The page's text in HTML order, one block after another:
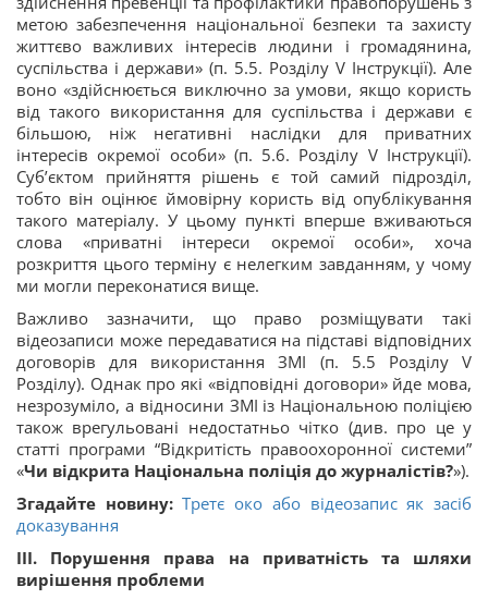
метою забезпечення національної безпеки та захисту
життєво важливих інтересів людини і громадянина,
суспільства і держави» (п. 5.5. Розділу V Інструкції). Але
воно «здійснюється виключно за умови, якщо користь
від такого використання для суспільства і держави є
більшою, ніж негативні наслідки для приватних
інтересів окремої особи» (п. 5.6. Розділу V Інструкції).
Суб’єктом прийняття рішень є той самий підрозділ,
тобто він оцінює ймовірну користь від опублікування
такого матеріалу. У цьому пункті вперше вживаються
слова «приватні інтереси окремої особи», хоча
розкриття цього терміну є нелегким завданням, у чому
ми могли переконатися вище.
Важливо зазначити, що право розміщувати такі
відеозаписи може передаватися на підставі відповідних
договорів для використання ЗМІ (п. 5.5 Розділу V
Розділу). Однак про які «відповідні договори» йде мова,
незрозуміло, а відносини ЗМІ із Національною поліцією
також врегульовані недостатньо чітко (див. про це у
статті програми “Відкритість правоохоронної системи”
«Чи відкрита Національна поліція до журналістів?»).
Згадайте новину:Третє око або відеозапис як засіб
доказування
ІІІ. Порушення права на приватність та шляхи
вирішення проблеми